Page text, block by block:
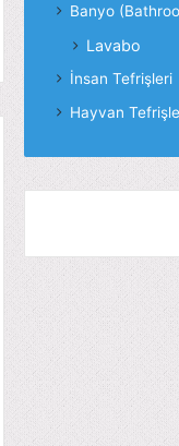
Banyo
Lavabo
İnsan Tefrişleri
Hayvan